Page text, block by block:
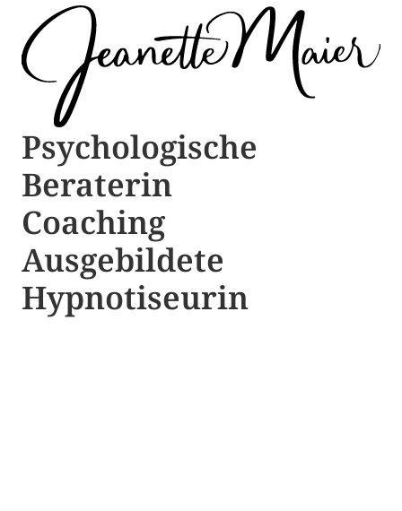
Psychologische ​​
Beraterin
Coaching
Ausgebildete​ ​
Hypnotiseurin